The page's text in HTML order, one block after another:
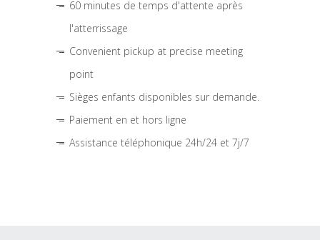
60 minutes de temps d'attente après
l'atterrissage
Convenient pickup at precise meeting
point
Sièges enfants disponibles sur demande.
Paiement en et hors ligne
Assistance téléphonique 24h/24 et 7j/7